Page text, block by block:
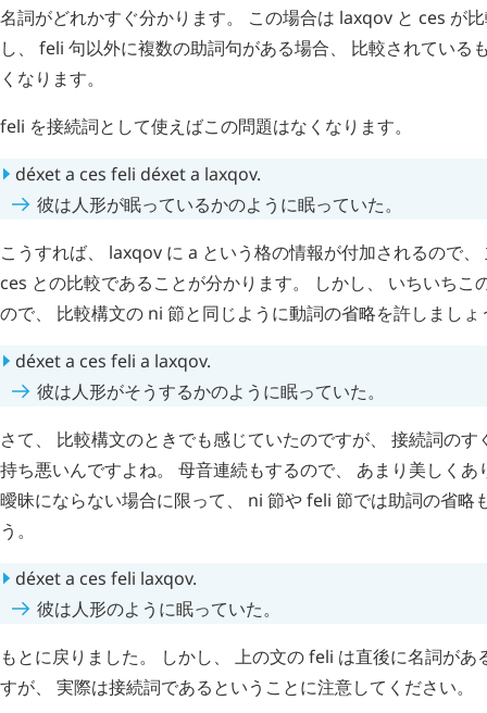
名詞がどれかすぐ分かります。 この場合は laxqov と ces が
し、 feli 句以外に複数の助詞句がある場合、 比較されている
くなります。
feli を接続詞として使えばこの問題はなくなります。
déxeta ces feli déxeta laxqov.
彼は人形が眠っているかのように眠っていた。
こうすれば、 laxqov に a という格の情報が付加されるので
ces との比較であることが分かります。 しかし、 いちいちこ
ので、 比較構文の ni 節と同じように動詞の省略を許しましょ
déxeta ces feli a laxqov.
彼は人形がそうするかのように眠っていた。
さて、 比較構文のときでも感じていたのですが、 接続詞の
持ち悪いんですよね。 母音連続もするので、 あまり美しく
曖昧にならない場合に限って、 ni 節やfeli 節では助詞の省略
う。
déxeta ces feli laxqov.
彼は人形のように眠っていた。
もとに戻りました。 しかし、 上の文のfeli は直後に名詞があ
すが、 実際は接続詞であるということに注意してください。